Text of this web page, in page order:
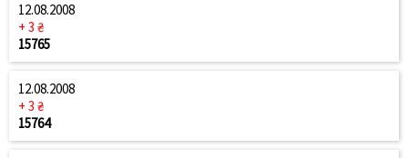
12.08.2008
+ 3 ₴
15765
12.08.2008
+ 3 ₴
15764